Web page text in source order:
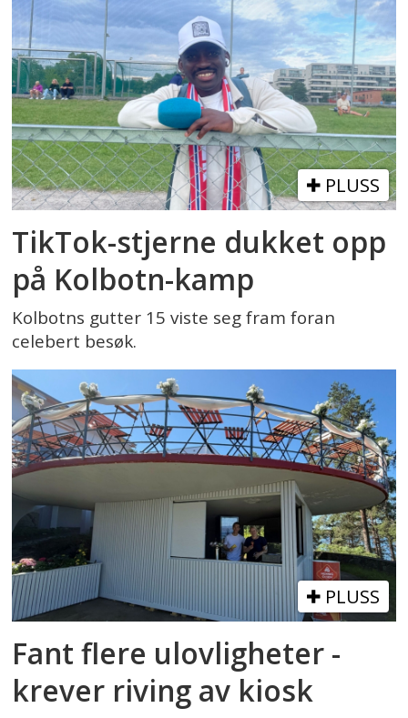
PLUSS
TikTok-stjerne dukket opp
på Kolbotn-kamp
Kolbotns gutter 15 viste seg fram foran
celebert besøk.
PLUSS
Fant flere ulovligheter -
krever riving av kiosk